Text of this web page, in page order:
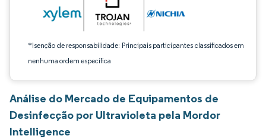
*Isenção de responsabilidade: Principais participantes classificados em
nenhuma ordem específica
Análise do Mercado de Equipamentos de
Desinfecção por Ultravioleta pela Mordor
Intelligence